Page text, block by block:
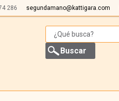
286 segundamano@kattigara.com